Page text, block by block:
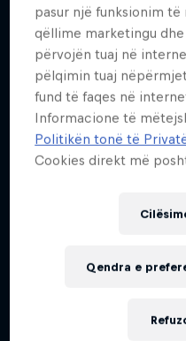
pasur një funksionim
qëllime marketingu
përvojën tuaj në
pëlqimin tuaj
fund të faqes në
Informacione të
Politikën tonë të
Cookies direkt më
Qendra e